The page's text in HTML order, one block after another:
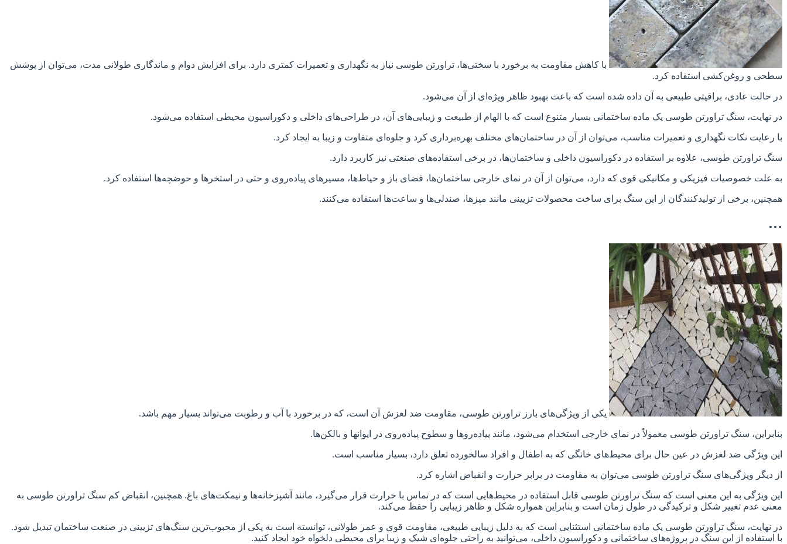
با کاهش مقاومت به برخورد با سختی‌ها، تراورتن طوسی نیاز به نگهداری و تعمیرات کمتری دارد. برای افزایش دوام و ماندگاری طولانی مدت، می‌توان از پوشش
سطحی و روغن‌کشی استفاده کرد.
در حالت عادی، براقیتی طبیعی به آن داده شده است که باعث بهبود ظاهر ویژه‌ای از آن می‌شود.
در نهایت، سنگ تراورتن طوسی یک ماده ساختمانی بسیار متنوع است که با الهام از طبیعت و زیبایی‌های آن، در طراحی‌های داخلی و دکوراسیون محیطی استفاده می‌شود.
با رعایت نکات نگهداری و تعمیرات مناسب، می‌توان از آن در ساختمان‌های مختلف بهره‌برداری کرد و جلوه‌ای متفاوت و زیبا به ایجاد کرد.
سنگ تراورتن طوسی، علاوه بر استفاده در دکوراسیون داخلی و ساختمان‌ها، در برخی استفاده‌های صنعتی نیز کاربرد دارد.
به علت خصوصیات فیزیکی و مکانیکی قوی که دارد، می‌توان از آن در نمای خارجی ساختمان‌ها، فضای باز و حیاط‌ها، مسیرهای پیاده‌روی و حتی در استخرها و حوضچه‌ها استفاده کرد.
همچنین، برخی از تولیدکنندگان از این سنگ برای ساخت محصولات تزیینی مانند میزها، صندلی‌ها و ساعت‌ها استفاده می‌کنند.
…
یکی از ویژگی‌های بارز تراورتن طوسی، مقاومت ضد لغزش آن است، که در برخورد با آب و رطوبت می‌تواند بسیار مهم باشد.
بنابراین، سنگ تراورتن طوسی معمولاً در نمای خارجی استخدام می‌شود، مانند پیاده‌روها و سطوح پیاده‌روی در ایوانها و بالکن‌ها.
این ویژگی ضد لغزش در عین حال برای محیط‌های خانگی که به اطفال و افراد سالخورده تعلق دارد، بسیار مناسب است.
از دیگر ویژگی‌های سنگ تراورتن طوسی می‌توان به مقاومت در برابر حرارت و انقباض اشاره کرد.
این ویژگی به این معنی است که سنگ تراورتن طوسی قابل استفاده در محیط‌هایی است که در تماس با حرارت قرار می‌گیرد، مانند آشپزخانه‌ها و نیمکت‌های باغ. همچنین، انقباض کم سنگ تراورتن طوسی به
معنی عدم تغییر شکل و ترکیدگی در طول زمان است و بنابراین همواره شکل و ظاهر زیبایی را حفظ می‌کند.
در نهایت، سنگ تراورتن طوسی یک ماده ساختمانی استثنایی است که به دلیل زیبایی طبیعی، مقاومت قوی و عمر طولانی، توانسته است به یکی از محبوب‌ترین سنگ‌های تزیینی در صنعت ساختمان تبدیل شود.
با استفاده از این سنگ در پروژه‌های ساختمانی و دکوراسیون داخلی، می‌توانید به راحتی جلوه‌ای شیک و زیبا برای محیطی دلخواه خود ایجاد کنید.